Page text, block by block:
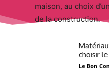
maison, au choix
de la construction.
choisir
Le Bon